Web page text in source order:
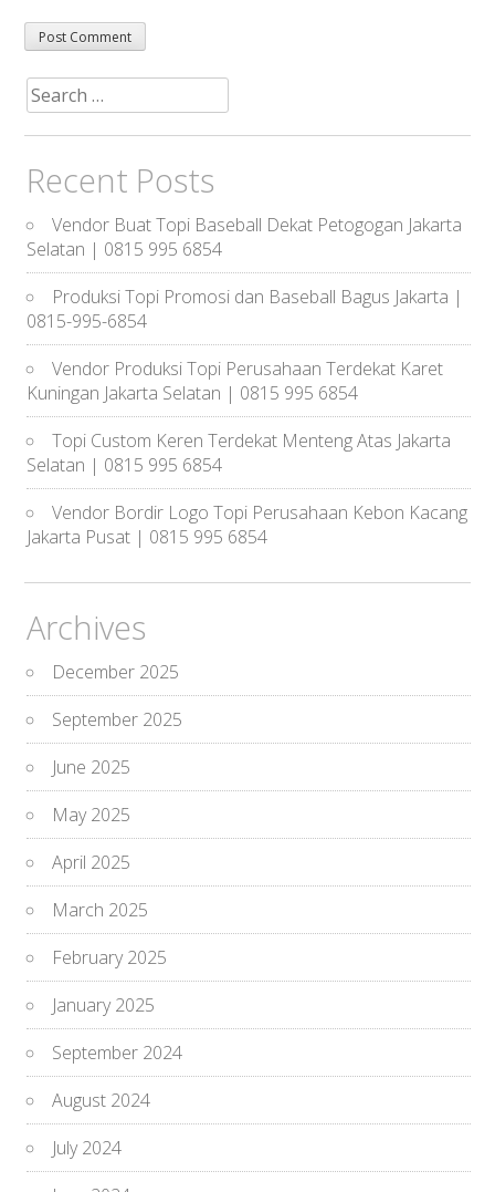
Search
for:
Recent Posts
Vendor Buat Topi Baseball Dekat Petogogan Jakarta
Selatan | 0815 995 6854
Produksi Topi Promosi dan Baseball Bagus Jakarta |
0815-995-6854
Vendor Produksi Topi Perusahaan Terdekat Karet
Kuningan Jakarta Selatan | 0815 995 6854
Topi Custom Keren Terdekat Menteng Atas Jakarta
Selatan | 0815 995 6854
Vendor Bordir Logo Topi Perusahaan Kebon Kacang
Jakarta Pusat | 0815 995 6854
Archives
December 2025
September 2025
June 2025
May 2025
April 2025
March 2025
February 2025
January 2025
September 2024
August 2024
July 2024